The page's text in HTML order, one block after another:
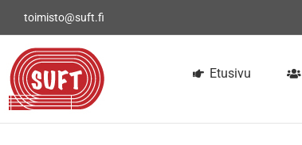
toimisto@suft.fi
Etusivu